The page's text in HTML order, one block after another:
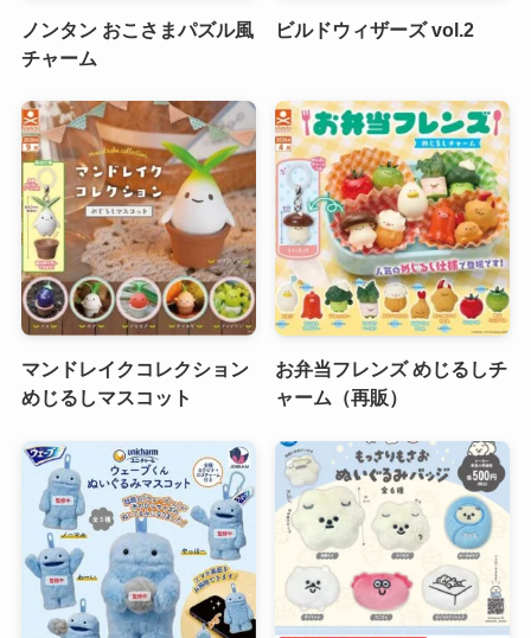
ノンタン おこさまパズル風
チャーム
ビルドウィザーズ vol.2
マンドレイクコレクション
めじるしマスコット
お弁当フレンズ めじるしチ
ャーム（再販）